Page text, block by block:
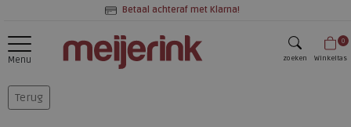
Betaal achteraf met Klarna!
Menu zoeken
0
Winkeltas
Terug